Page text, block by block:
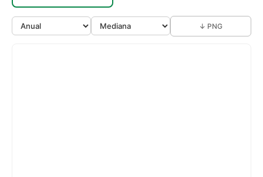
↓ PNG